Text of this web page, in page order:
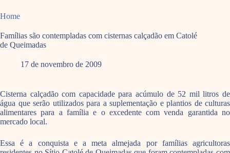
Home
Famílias são contempladas com cisternas calçadão em Catolé
de Queimadas
17 de novembro de 2009
Cisterna calçadão com capacidade para acúmulo de 52 mil litros de
água que serão utilizados para a suplementação e plantios de culturas
alimentares para a família e o excedente com venda garantida no
mercado local.
Essa é a conquista e a meta almejada por famílias agricultoras